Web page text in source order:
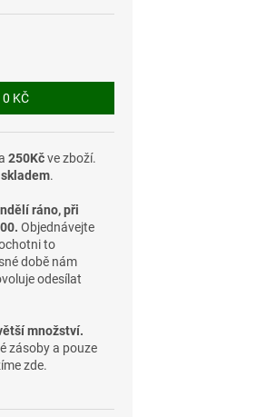
0 KČ
250Kčve zboží.
skladem.
ráno, při
Objednávejte
to
době nám
odesílat
množství.
zásoby a pouze
zde.